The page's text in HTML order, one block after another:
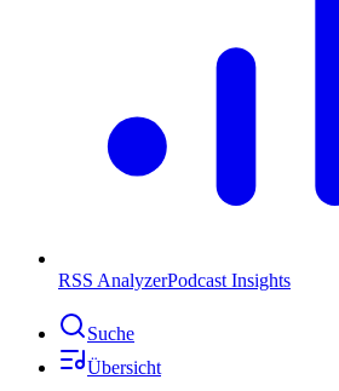
RSS AnalyzerPodcast Insights
Suche
Übersicht